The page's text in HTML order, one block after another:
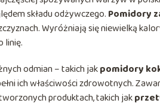
składu odżywczego.Pomidory
Wyróżniają się niewielką
linię.
odmian – takich jakpomidory
ich właściwości zdrowotnych.
produktach, takich jak